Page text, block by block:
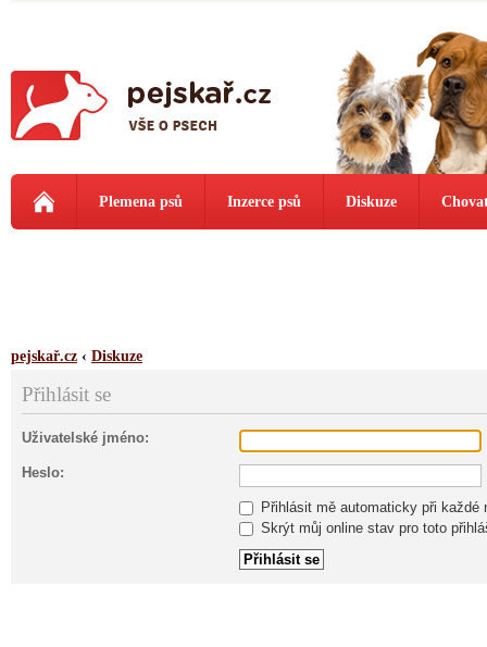
Plemena psů Inzerce psů Diskuze
pejskař.cz ‹ Diskuze
Přihlásit se
Uživatelské jméno:
Heslo:
Přihlásit mě automaticky při každé
Skrýt můj online stav pro toto